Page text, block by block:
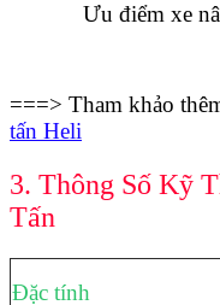
Ưu điểm xe
===> Tham khảo
tấn Heli
3. Thông Số Kỹ
Tấn
Đặc tính